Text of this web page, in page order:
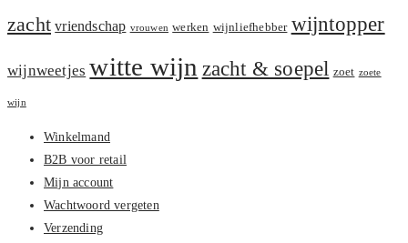
zacht vriendschap vrouwen werken wijnliefhebber wijntopper
wijnweetjes witte wijn zacht & soepel zoet zoete
wijn
Winkelmand
B2B voor retail
Mijn account
Wachtwoord vergeten
Verzending